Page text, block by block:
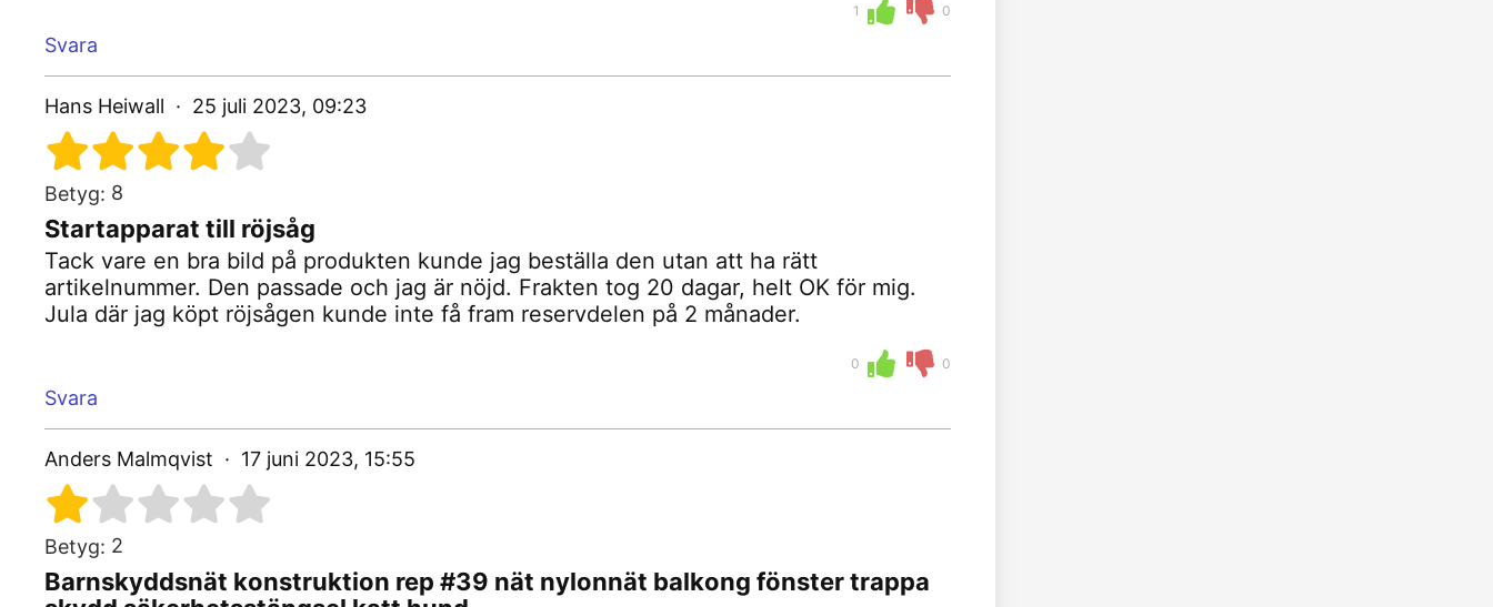
1 0
Svara
Hans Heiwall 25 juli 2023, 09:23
Betyg: 8
Startapparat till röjsåg
Tack vare en bra bild på produkten kunde jag beställa den utan att ha rätt
artikelnummer. Den passade och jag är nöjd. Frakten tog 20 dagar, helt OK för mig.
Jula där jag köpt röjsågen kunde inte få fram reservdelen på 2 månader.
0 0
Svara
Anders Malmqvist 17 juni 2023, 15:55
Betyg: 2
Barnskyddsnät konstruktion rep #39 nät nylonnät balkong fönster trappa